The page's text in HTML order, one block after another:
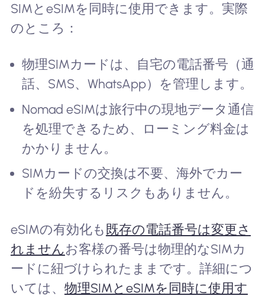
SIMとeSIMを同時に使用できます。実際
のところ：
物理SIMカードは、自宅の電話番号（通
話、SMS、WhatsApp）を管理します。
Nomad eSIMは旅行中の現地データ通信
を処理できるため、ローミング料金は
かかりません。
SIMカードの交換は不要、海外でカー
ドを紛失するリスクもありません。
eSIMの有効化も 既存の電話番号は変更さ
れませんお客様の番号は物理的なSIMカ
ードに紐づけられたままです。詳細につ
いては、 物理SIMとeSIMを同時に使用す